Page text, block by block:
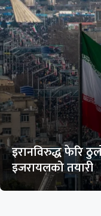
इरानविरुद्ध फेरि
इजरायलको तयारी